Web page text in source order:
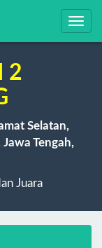
2
Selatan,
Tengah,
Juara